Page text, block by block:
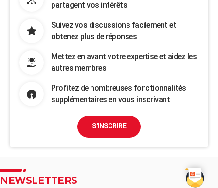
partagent vos intérêts
Suivez vos discussions facilement et
obtenez plus de réponses
Mettez en avant votre expertise et aidez les
autres membres
Profitez de nombreuses fonctionnalités
supplémentaires en vous inscrivant
S'INSCRIRE
NEWSLETTERS